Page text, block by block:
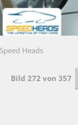
Heads
Bild 272 von 357